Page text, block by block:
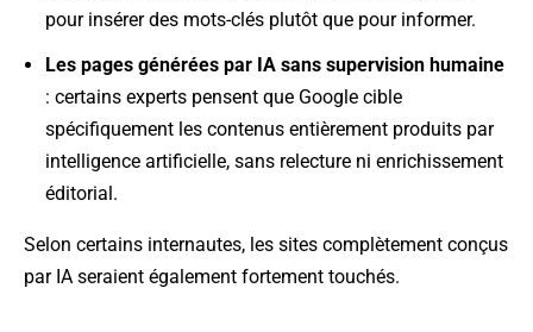
pour insérer des mots-clés plutôt que pour informer.
Les pages générées par IA sans supervision humaine
: certains experts pensent que Google cible
spécifiquement les contenus entièrement produits par
intelligence artificielle, sans relecture ni enrichissement
éditorial.
Selon certains internautes, les sites complètement conçus
par IA seraient également fortement touchés.